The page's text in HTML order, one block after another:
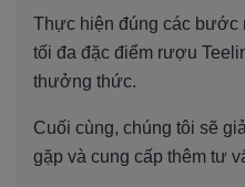
Thực hiện đúng các bước
tối đa đặc điểm rượu
thưởng thức.
Cuối cùng, chúng tôi sẽ
gặp và cung cấp thêm tư